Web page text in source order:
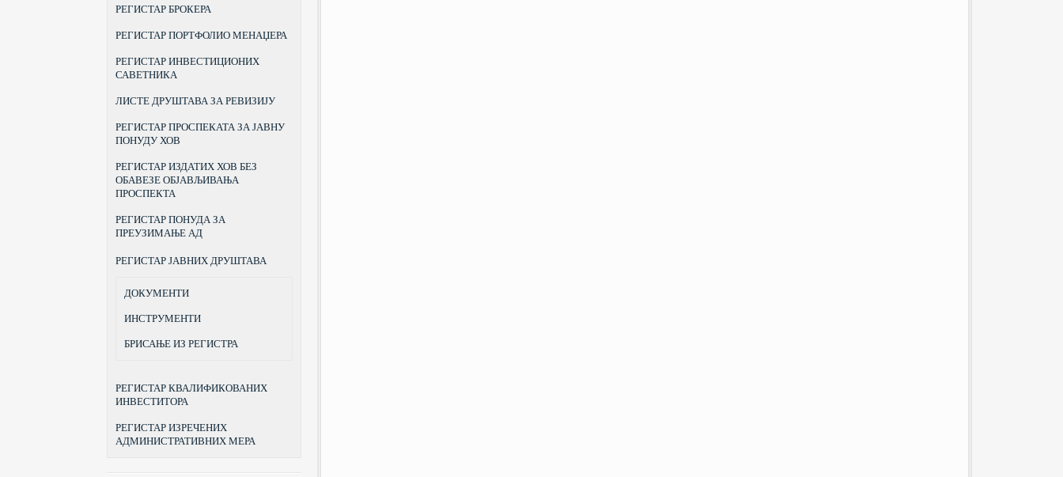
РЕГИСТАР БРОКЕРА
РЕГИСТАР ПОРТФОЛИО МЕНАЏЕРА
РЕГИСТАР ИНВЕСТИЦИОНИХ
САВЕТНИКА
ЛИСТЕ ДРУШТАВА ЗА РЕВИЗИЈУ
РЕГИСТАР ПРОСПЕКАТА ЗА ЈАВНУ
ПОНУДУ ХОВ
РЕГИСТАР ИЗДАТИХ ХОВ БЕЗ
ОБАВЕЗЕ ОБЈАВЉИВАЊА
ПРОСПЕКТА
РЕГИСТАР ПОНУДА ЗА
ПРЕУЗИМАЊЕ АД
РЕГИСТАР ЈАВНИХ ДРУШТАВА
ДОКУМЕНТИ
ИНСТРУМЕНТИ
БРИСАЊЕ ИЗ РЕГИСТРА
РЕГИСТАР КВАЛИФИКОВАНИХ
ИНВЕСТИТОРА
РЕГИСТАР ИЗРЕЧЕНИХ
АДМИНИСТРАТИВНИХ МЕРА